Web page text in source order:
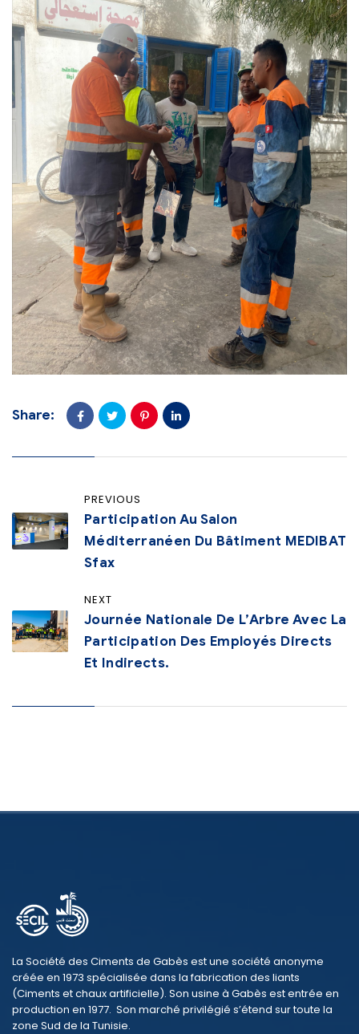
Share:
PREVIOUS
Participation Au Salon
Méditerranéen Du Bâtiment MEDIBAT
Sfax
NEXT
Journée Nationale De L’Arbre Avec La
Participation Des Employés Directs
Et Indirects.
La Société des Ciments de Gabès est une société anonyme
créée en 1973 spécialisée dans la fabrication des liants
(Ciments et chaux artificielle). Son usine à Gabès est entrée en
production en 1977. Son marché privilégié s’étend sur toute la
zone Sud de la Tunisie.